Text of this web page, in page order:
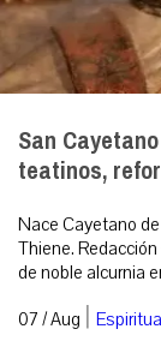
San
teatinos,
Nace Cayetano
Thiene.
de noble alcurnia
07 / Aug |